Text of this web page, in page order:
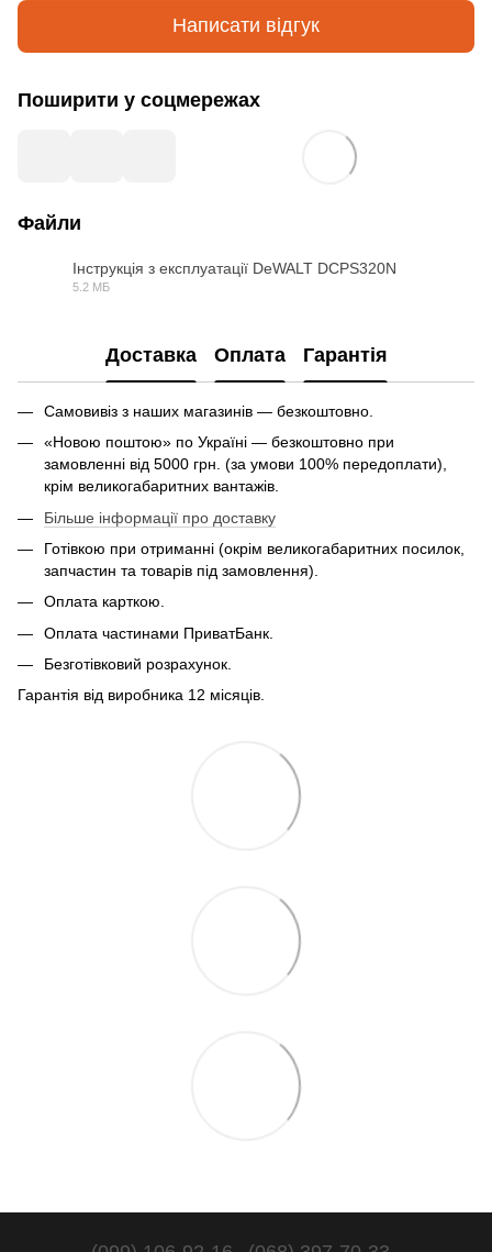
Написати відгук
Поширити у соцмережах
Файли
Інструкція з експлуатації DeWALT DCPS320N
5.2 МБ
Доставка Оплата Гарантія
Самовивіз з наших магазинів — безкоштовно.
«Новою поштою» по Україні — безкоштовно при
замовленні від 5000 грн. (за умови 100% передоплати),
крім великогабаритних вантажів.
Більше інформації про доставку
Готівкою при отриманні (окрім великогабаритних посилок,
запчастин та товарів під замовлення).
Оплата карткою.
Оплата частинами ПриватБанк.
Безготівковий розрахунок.
Гарантія від виробника 12 місяців.